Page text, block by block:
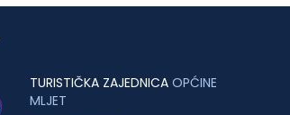
TURISTIČKA ZAJEDNICA OPĆINE
MLJET